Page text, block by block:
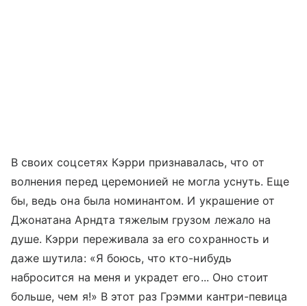
В своих соцсетях Кэрри признавалась, что от
волнения перед церемонией не могла уснуть. Еще
бы, ведь она была номинантом. И украшение от
Джонатана Арндта тяжелым грузом лежало на
душе. Кэрри переживала за его сохранность и
даже шутила: «Я боюсь, что кто-нибудь
набросится на меня и украдет его... Оно стоит
больше, чем я!» В этот раз Грэмми кантри-певица